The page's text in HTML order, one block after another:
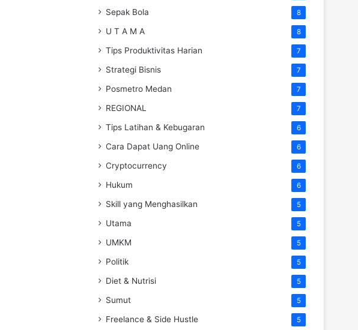
Sepak Bola 8
U T A M A 8
Tips Produktivitas Harian 7
Strategi Bisnis 7
Posmetro Medan 7
REGIONAL 7
Tips Latihan & Kebugaran 6
Cara Dapat Uang Online 6
Cryptocurrency 6
Hukum 6
Skill yang Menghasilkan 5
Utama 5
UMKM 5
Politik 5
Diet & Nutrisi 5
Sumut 5
Freelance & Side Hustle 5